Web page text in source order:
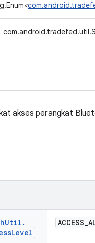
akses perangkat
Util .
Level
ACCESS_